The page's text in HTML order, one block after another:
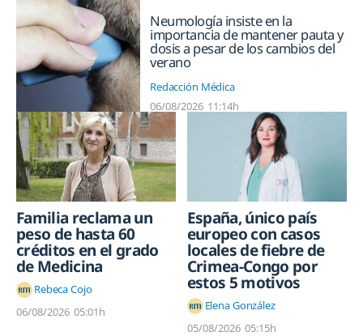
Neumología insiste en la
importancia de mantener pauta y
dosis a pesar de los cambios del
verano
Redacción Médica
06/08/2026 11:14h
Familia reclama un
peso de hasta 60
créditos en el grado
de Medicina
Rebeca Cojo
06/08/2026 05:01h
España, único país
europeo con casos
locales de fiebre de
Crimea-Congo por
estos 5 motivos
Elena González
05/08/2026 05:15h